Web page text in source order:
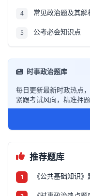
4 常见政治题及其解
5 公考必会知识点
时事政治题库
每日更新最新时政热点
紧跟考试风向，精准押题
推荐题库
1 《公共基础知识》